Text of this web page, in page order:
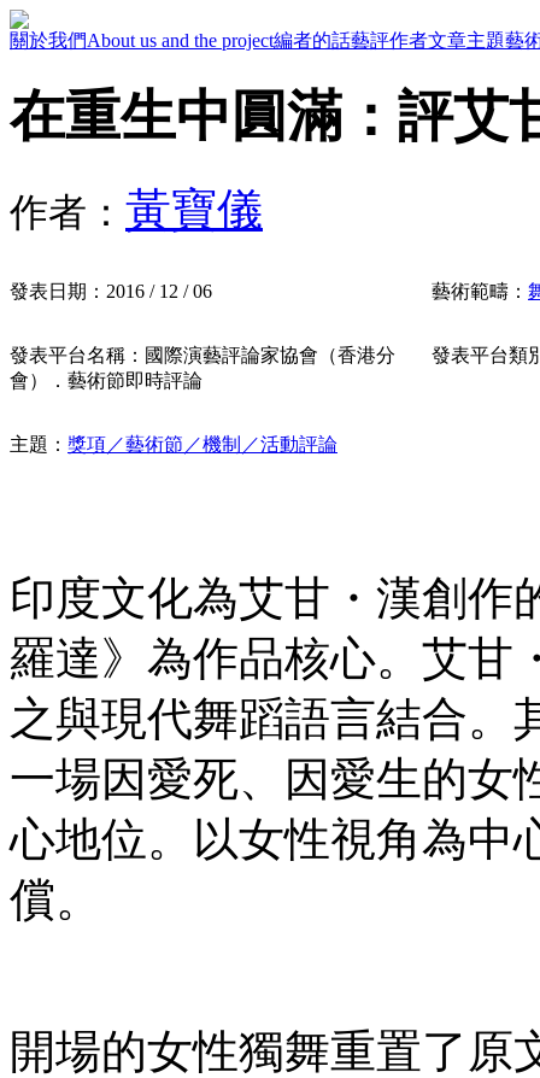
關於我們About us and the project編者的話藝評作者文章主題藝
在重生中圓滿：評艾
作者： 黃寶儀
發表日期： 2016 / 12 / 06 藝術範疇：
發表平台名稱： 國際演藝評論家協會（香港分
會）．藝術節即時評論
發表平台類
主題： 獎項／藝術節／機制／活動評論
印度文化為艾甘・漢創作
羅達》為作品核心。艾甘
之與現代舞蹈語言結合。
一場因愛死、因愛生的女
心地位。以女性視角為中
償。
開場的女性獨舞重置了原